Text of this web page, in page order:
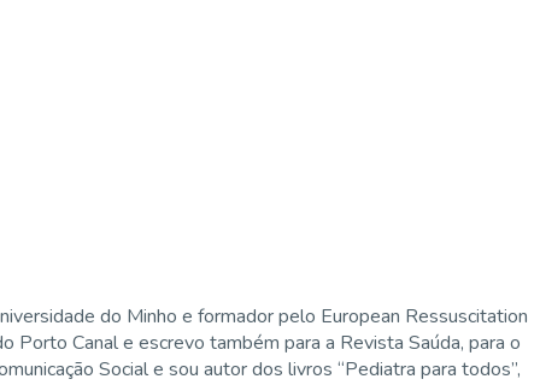
do Minho e formador pelo European Ressuscitation
Porto Canal e escrevo também para a Revista Saúda, para o
Social e sou autor dos livros “Pediatra para todos”,